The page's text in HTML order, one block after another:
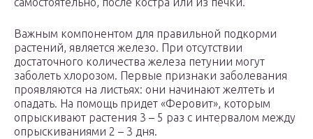
Важным компонентом для правильной подкорми
растений, является железо. При отсутствии
достаточного количества железа петунии могут
заболеть хлорозом. Первые признаки заболевания
проявляются на листьях: они начинают желтеть и
опадать. На помощь придет «Феровит», которым
опрыскивают растения 3 – 5 раз с интервалом между
опрыскиваниями 2 – 3 дня.